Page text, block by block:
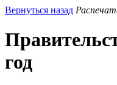
Вернуться назад
год